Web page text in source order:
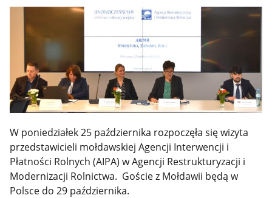
W poniedziałek 25 października rozpoczęła się wizyta
przedstawicieli mołdawskiej Agencji Interwencji i
Płatności Rolnych (AIPA) w Agencji Restrukturyzacji i
Modernizacji Rolnictwa. Goście z Mołdawii będą w
Polsce do 29 października.